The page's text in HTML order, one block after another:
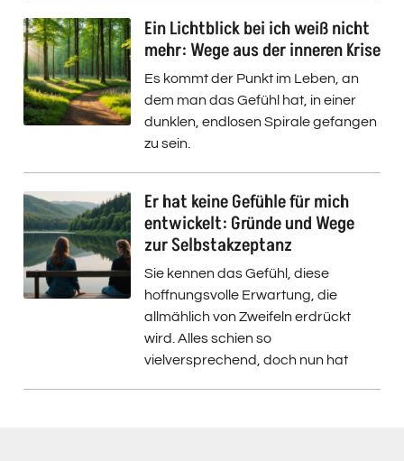
Ein Lichtblick bei ich weiß nicht
mehr: Wege aus der inneren Krise
Es kommt der Punkt im Leben, an
dem man das Gefühl hat, in einer
dunklen, endlosen Spirale gefangen
zu sein.
Er hat keine Gefühle für mich
entwickelt: Gründe und Wege
zur Selbstakzeptanz
Sie kennen das Gefühl, diese
hoffnungsvolle Erwartung, die
allmählich von Zweifeln erdrückt
wird. Alles schien so
vielversprechend, doch nun hat